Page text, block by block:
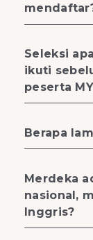
Seleksi
ikuti
peserta
Berapa
Merdeka
nasional,
Inggris?